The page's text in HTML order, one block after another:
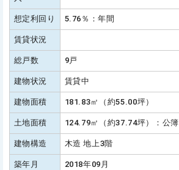
想定利回り 5.76％：年間
賃貸状況
総戸数 9戸
建物状況 賃貸中
建物面積 181.83㎡（約55.00坪）
土地面積 124.79㎡（約37.74坪）：公簿
建物構造 木造 地上3階
築年月 2018年09月